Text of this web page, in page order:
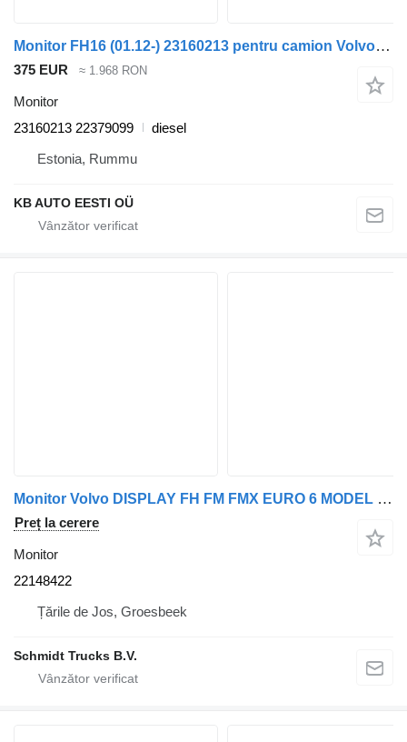
Monitor FH16 (01.12-) 23160213 pentru camion Volvo FH12, FH16, NH12, FH, VNL780 (1993-2014)
375 EUR ≈ 1.968 RON
Monitor
23160213 22379099
diesel
Estonia, Rummu
KB AUTO EESTI OÜ
Monitor Volvo DISPLAY FH FM FMX EURO 6 MODEL 2021 22148422 pentru camion
Preț la cerere
Monitor
22148422
Țările de Jos, Groesbeek
Schmidt Trucks B.V.